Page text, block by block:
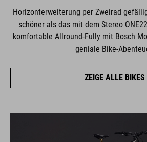
Horizonterweiterung per Zweirad
schöner als das mit dem Stereo
komfortable Allround-Fully mit Bosch
geniale Bike-
ZEIGE ALLE BIKES